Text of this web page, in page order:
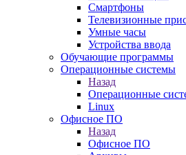
Смартфоны
Телевизионные
Умные часы
Устройства ввода
Обучающие программы
Операционные системы
Назад
Операционные
Linux
Офисное ПО
Назад
Офисное ПО